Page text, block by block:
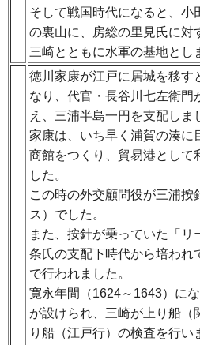
そして戦国時代になると、小
の裏山に、房総の里見氏に対
三崎とともに水軍の基地とし
徳川家康が江戸に居城を移す
なり、代官・長谷川七左衛門
え、三浦半島一円を支配しま
家康は、いち早く浦賀の湊に
商館をつくり、貿易港として
した。
この時の外交顧問役が三浦按
ス）でした。
また、按針が乗っていた「
条氏の支配下時代から培われ
で行われました。
寛永年間（1624～1643）に
が設けられ、三崎が上り船（
り船（江戸行）の検査を行い